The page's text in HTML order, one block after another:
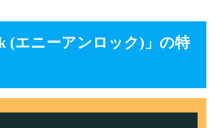
(エニーアンロック) 」の特